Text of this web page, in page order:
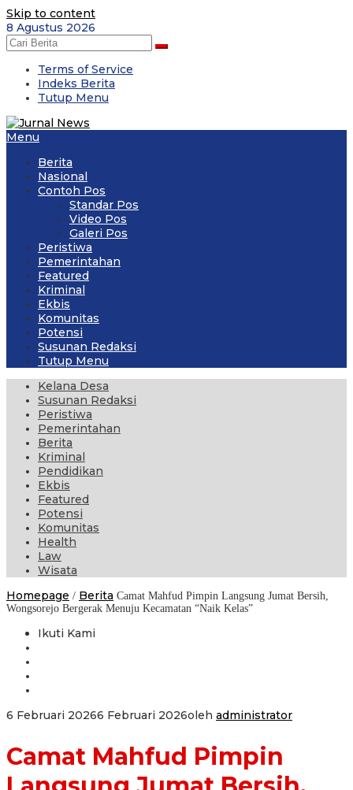
Skip to content
8 Agustus 2026
Terms of Service
Indeks Berita
Tutup Menu
Menu
Berita
Nasional
Contoh Pos
Standar Pos
Video Pos
Galeri Pos
Peristiwa
Pemerintahan
Featured
Kriminal
Ekbis
Komunitas
Potensi
Susunan Redaksi
Tutup Menu
Kelana Desa
Susunan Redaksi
Peristiwa
Pemerintahan
Berita
Kriminal
Pendidikan
Ekbis
Featured
Potensi
Komunitas
Health
Law
Wisata
Homepage / Berita Camat Mahfud Pimpin Langsung Jumat Bersih,
Wongsorejo Bergerak Menuju Kecamatan “Naik Kelas”
Ikuti Kami
6 Februari 20266 Februari 2026oleh administrator
Camat Mahfud Pimpin